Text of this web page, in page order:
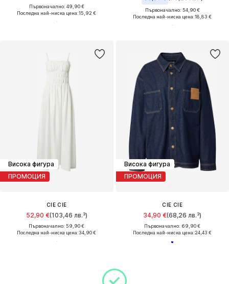
Първоначално: 49,90 €
Последна най-ниска цена:15,92 €
Първоначално: 54,90 €
Последна най-ниска цена:18,83 €
Висока фигура
ПРОМОЦИЯ
CIE CIE
52,90 €(103,46 лв.³)
Първоначално: 59,90 €
Последна най-ниска цена:34,90 €
Висока фигура
ПРОМОЦИЯ
CIE CIE
34,90 €(68,26 лв.³)
Първоначално: 69,90 €
Последна най-ниска цена:24,43 €